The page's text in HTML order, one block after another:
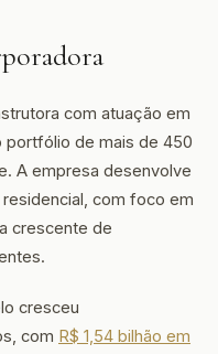
com atuação em
portfólio de mais de 450
A empresa desenvolve
com foco em
crescente de
cresceu
com R$ 1,54 bilhão em